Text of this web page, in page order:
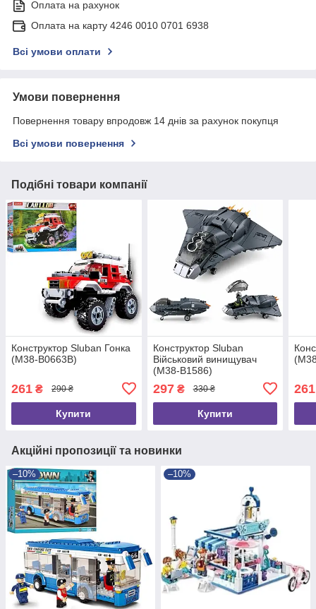
Оплата на рахунок
Оплата на карту 4246 0010 0701 6938
Всі умови оплати
Умови повернення
Повернення товару впродовж 14 днів за рахунок покупця
Всі умови повернення
Подібні товари компанії
Конструктор Sluban Гонка
(M38-B0663B)
261 ₴ 290 ₴
Купити
Конструктор Sluban
Військовий винищувач
(M38-B1586)
297₴ 330 ₴
Купити
261
Акційні пропозиції та новинки
–10% –10%